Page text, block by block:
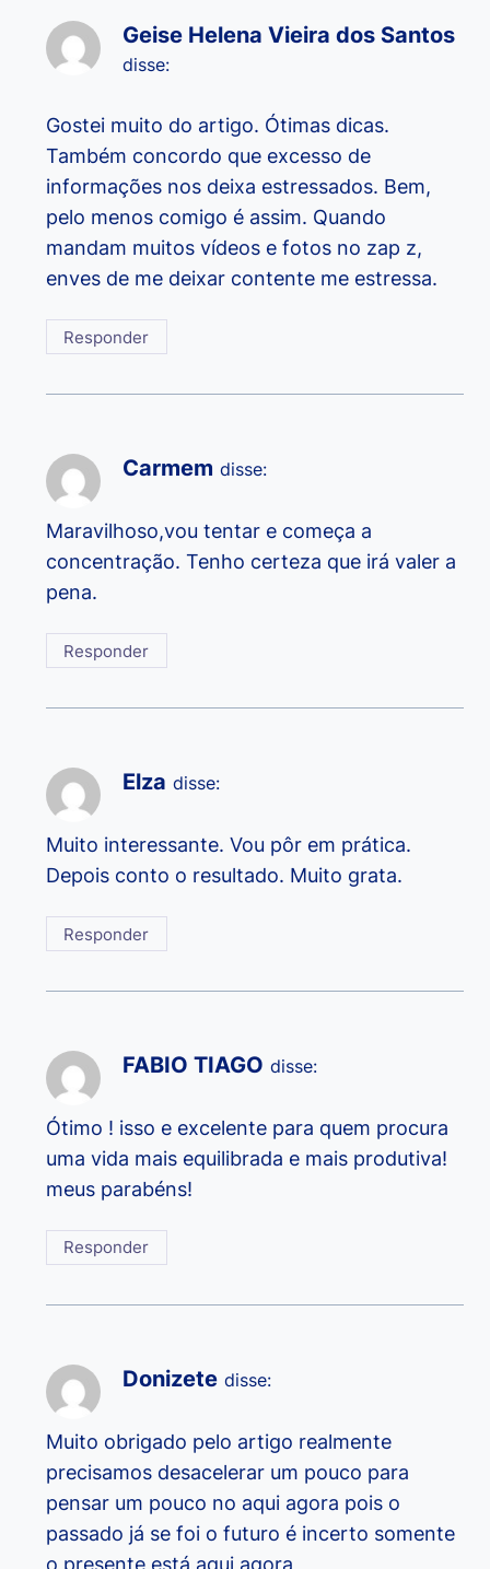
Geise Helena Vieira dos Santos
disse:
Gostei muito do artigo. Ótimas dicas.
Também concordo que excesso de
informações nos deixa estressados. Bem,
pelo menos comigo é assim. Quando
mandam muitos vídeos e fotos no zap z,
enves de me deixar contente me estressa.
Responder
Carmem disse:
Maravilhoso,vou tentar e começa a
concentração. Tenho certeza que irá valer a
pena.
Responder
Elza disse:
Muito interessante. Vou pôr em prática.
Depois conto o resultado. Muito grata.
Responder
FABIO TIAGO disse:
Ótimo ! isso e excelente para quem procura
uma vida mais equilibrada e mais produtiva!
meus parabéns!
Responder
Donizete disse:
Muito obrigado pelo artigo realmente
precisamos desacelerar um pouco para
pensar um pouco no aqui agora pois o
passado já se foi o futuro é incerto somente
o presente está aqui agora